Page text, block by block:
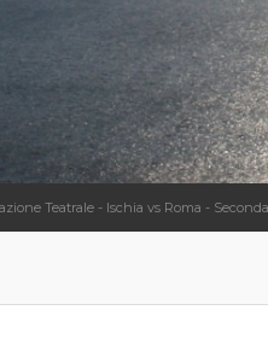
Teatrale - Ischia vs Roma -